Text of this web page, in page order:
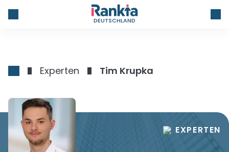
DEUTSCHLAND
Experten Tim Krupka
EXPERTEN